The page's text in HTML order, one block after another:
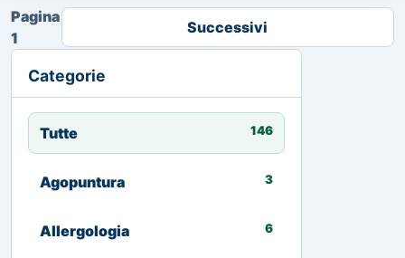
Categorie
Tutte 146
Agopuntura 3
Allergologia 6
Pagina
1
Successivi